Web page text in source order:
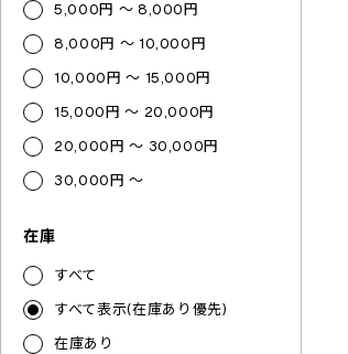
5,000円 ～ 8,000円
8,000円 ～ 10,000円
10,000円 ～ 15,000円
15,000円 ～ 20,000円
20,000円 ～ 30,000円
30,000円 ～
在庫
すべて
すべて表示(在庫あり優先)
在庫あり